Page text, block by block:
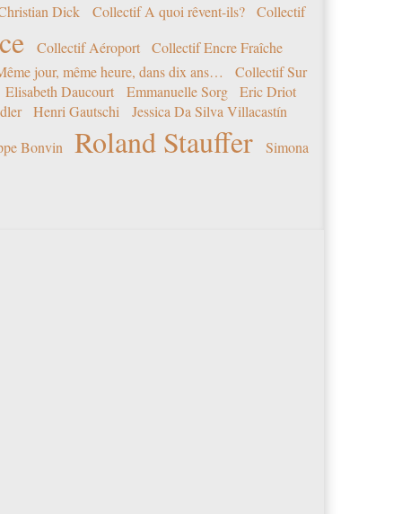
Dick Collectif A quoi rêvent-ils?
Collectif
Collectif Aéroport
Collectif Encre Fraîche
jour, même heure, dans dix ans…
Collectif Sur
Elisabeth Daucourt Emmanuelle Sorg
Eric Driot
Henri Gautschi
Jessica Da Silva Villacastín
Bonvin Roland Stauffer
Simona